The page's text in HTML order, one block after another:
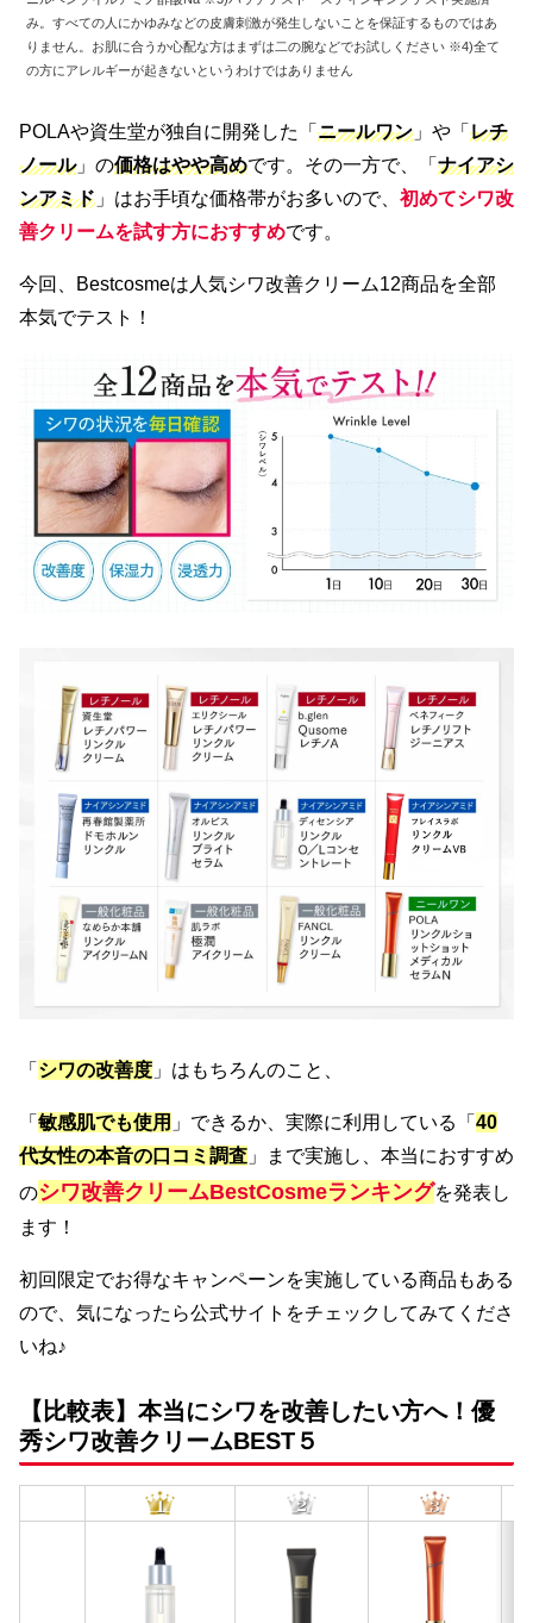
み。すべての人にかゆみなどの皮膚刺激が発生しないことを保証するものではあ
りません。お肌に合うか心配な方はまずは二の腕などでお試しください ※4)全て
の方にアレルギーが起きないというわけではありません
POLAや資生堂が独自に開発した「 ニールワン 」や「 レチ
ノール」の価格はやや高めです。その一方で、「 ナイアシ
ンアミド 」はお手頃な価格帯がお多いので、 初めてシワ改
善クリームを試す方におすすめです。
今回、Bestcosmeは人気シワ改善クリーム12商品を全部
本気でテスト！
「 シワの改善度 」はもちろんのこと、
「 敏感肌でも使用 」できるか、実際に利用している「 40
代女性の本音の口コミ調査 」まで実施し、本当におすすめ
のシワ改善クリームBestCosmeランキングを発表し
ます！
初回限定でお得なキャンペーンを実施している商品もある
ので、気になったら公式サイトをチェックしてみてくださ
いね♪
【比較表】本当にシワを改善したい方へ！優
秀シワ改善クリームBEST５